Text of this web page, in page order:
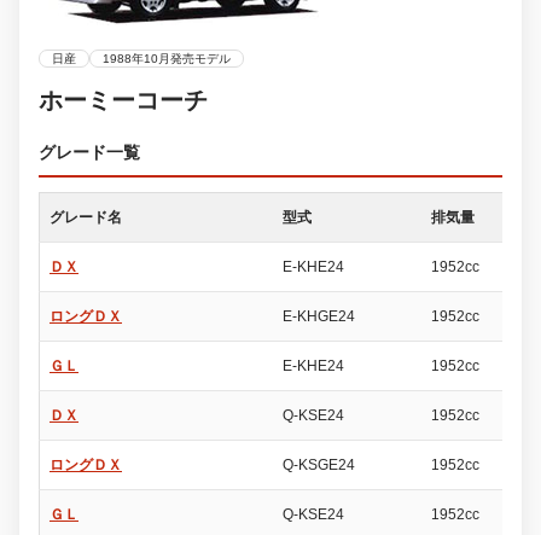
日産 1988年10月発売モデル
ホーミーコーチ
グレード一覧
グレード名 型式 排気量
ＤＸ E-KHE24 1952cc
ロングＤＸ E-KHGE24 1952cc
ＧＬ E-KHE24 1952cc
ＤＸ Q-KSE24 1952cc
ロングＤＸ Q-KSGE24 1952cc
ＧＬ Q-KSE24 1952cc